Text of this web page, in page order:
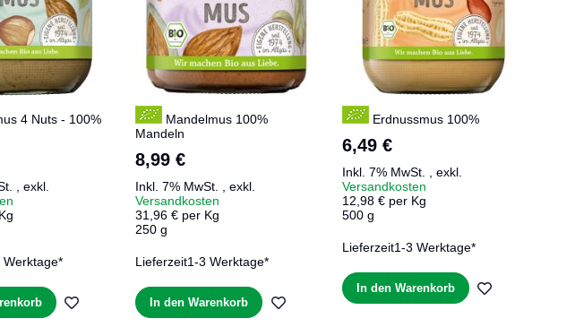
4 Nuts - 100%
exkl.
Werktage*
Mandelmus 100%
Mandeln
8,99 €
Inkl. 7% MwSt. ,exkl.
Versandkosten
31,96 € per Kg
250 g
Lieferzeit1-3 Werktage*
In den Warenkorb ZUR
Erdnussmus 100%
6,49 €
Inkl. 7% MwSt. ,exkl.
Versandkosten
12,98 € per Kg
500 g
Lieferzeit1-3 Werktage*
In den Warenkorb